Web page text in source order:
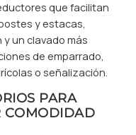
que facilitan
y estacas,
un clavado más
de emparrado,
o señalización.
PARA
COMODIDAD